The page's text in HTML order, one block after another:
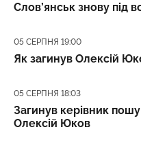
Слов’янськ знову під
Дата публікації
05 СЕРПНЯ 19:00
Як загинув Олексій
Дата публікації
05 СЕРПНЯ 18:03
Загинув керівник
Олексій Юков